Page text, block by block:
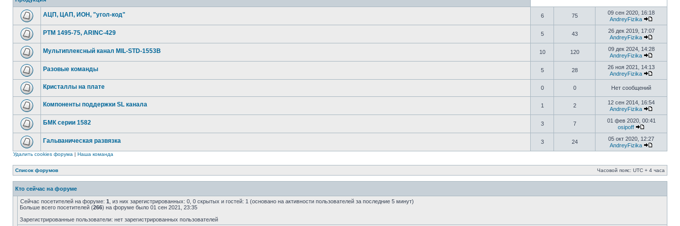
АЦП, ЦАП, ИОН, "угол-код" 6 75
09 сен 2020, 16:18
AndreyFizika
РТМ 1495-75, ARINC-429 5 43
26 дек 2019, 17:07
AndreyFizika
Мультиплексный канал MIL-STD-1553B 10 120
09 дек 2024, 14:28
AndreyFizika
Разовые команды 5 28
26 ноя 2021, 14:13
AndreyFizika
Кристаллы на плате 0 0 Нет сообщений
Компоненты поддержки SL канала 1 2
12 сен 2014, 16:54
AndreyFizika
БМК серии 1582 3 7
01 фев 2020, 00:41
osipoff
Гальваническая развязка 3 24
05 окт 2020, 12:27
AndreyFizika
Удалить cookies форума | Наша команда
Список форумов Часовой пояс: UTC + 4 часа
Кто сейчас на форуме
Сейчас посетителей на форуме: 1 , из них зарегистрированных: 0, 0 скрытых и гостей: 1 (основано на активности пользователей за последние 5 минут)
Больше всего посетителей (266) на форуме было 01 сен 2021, 23:35
Зарегистрированные пользователи: нет зарегистрированных пользователей